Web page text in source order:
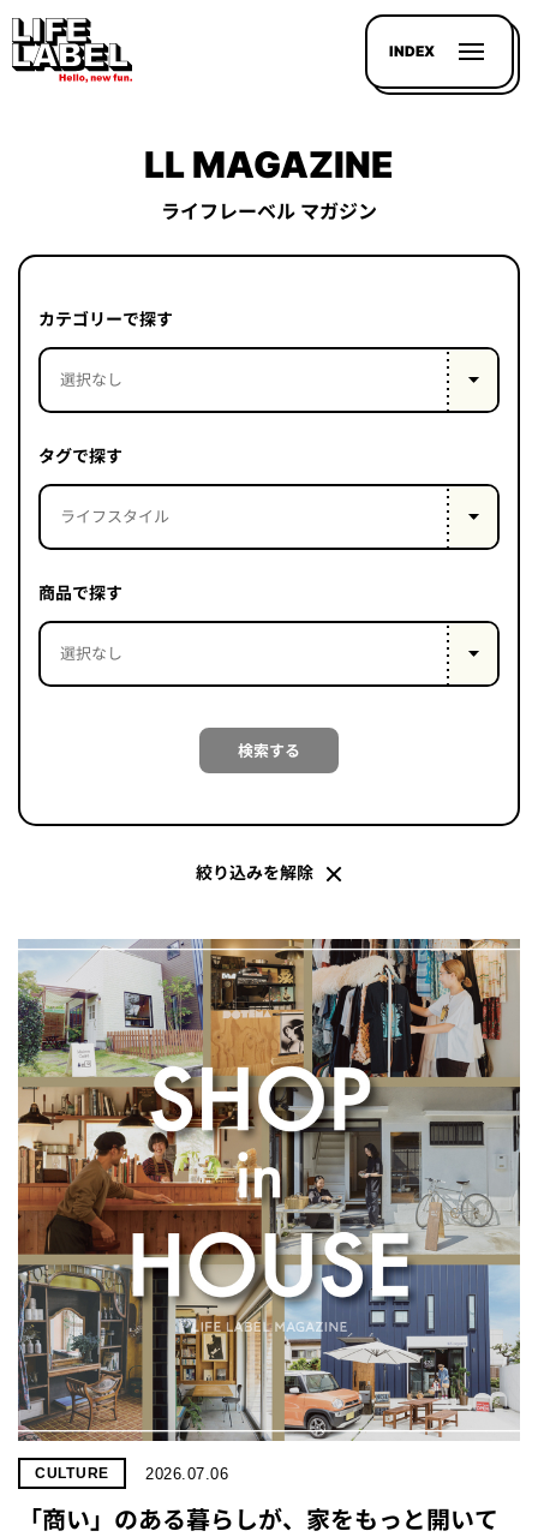
INDEX
UP
PROJECT
LIFE
LABEL
はい
会社概
要
企業の
方へ
お問い
合わせ
バシー
ポリシ
ー
採用情
報
LL MAGAZINE
ライフレーベル マガジン
カテゴリーで探す
タグで探す
商品で探す
検索する
絞り込みを解除
CULTURE 2026.07.06
「商い」の​ある​暮らしが、​家を​もっと​開いて